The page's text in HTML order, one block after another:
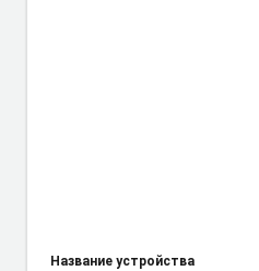
Название устройства